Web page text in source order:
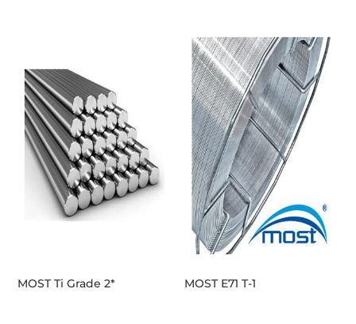
MOST Ti Grade 2* MOST E71 T-1